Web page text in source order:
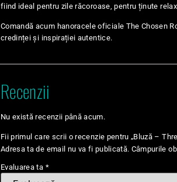
fiind ideal pentru zile răcoroase, pentru ținute
Comandă acum hanoracele oficiale The Chosen
credinței și inspirației autentice.
Recenzii
Nu există recenzii până acum.
Fii primul care scrii o recenzie pentru „Bluză –
Adresa ta de email nu va fi publicată. Câmpurile
Evaluarea ta *